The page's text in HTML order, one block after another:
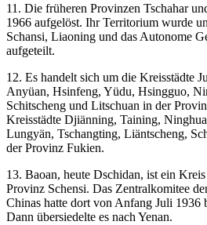
11. Die früheren Provinzen Tschahar
1966 aufgelöst. Ihr Territorium wurde
Schansi, Liaoning und das Autonome
aufgeteilt.
12. Es handelt sich um die Kreisstädte
Anyüan, Hsinfeng, Yüdu, Hsingguo,
Schitscheng und Litschuan in der
Kreisstädte Djiänning, Taining,
Lungyän, Tschangting, Liäntscheng,
der Provinz Fukien.
13. Baoan, heute Dschidan, ist ein
Provinz Schensi. Das Zentralkomitee
Chinas hatte dort von Anfang Juli 1936
Dann übersiedelte es nach Yenan.